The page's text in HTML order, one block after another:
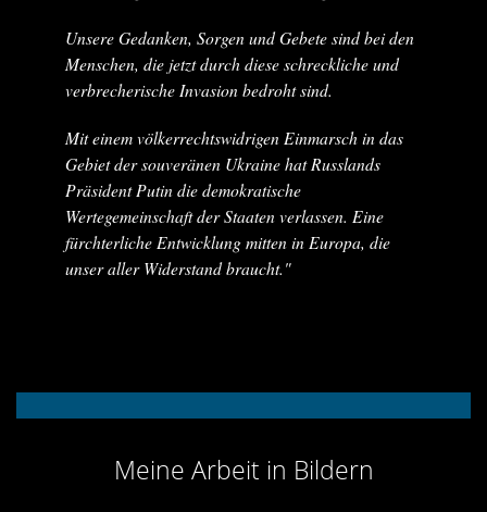
Unsere Gedanken, Sorgen und Gebete sind bei den
Menschen, die jetzt durch diese schreckliche und
verbrecherische Invasion bedroht sind.
Mit einem völkerrechtswidrigen Einmarsch in das
Gebiet der souveränen Ukraine hat Russlands
Präsident Putin die demokratische
Wertegemeinschaft der Staaten verlassen. Eine
fürchterliche Entwicklung mitten in Europa, die
unser aller Widerstand braucht."
Meine Arbeit in Bildern